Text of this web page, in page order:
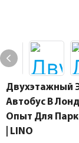
Двухэтажный
Автобус В
Опыт Для
| LINO